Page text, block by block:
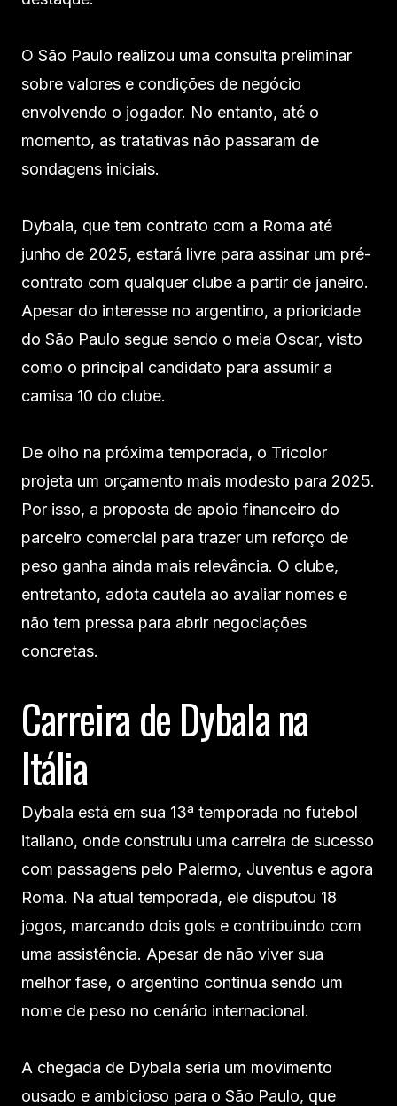
O São Paulo realizou uma consulta preliminar
sobre valores e condições de negócio
envolvendo o jogador. No entanto, até o
momento, as tratativas não passaram de
sondagens iniciais.
Dybala, que tem contrato com a Roma até
junho de 2025, estará livre para assinar um pré-
contrato com qualquer clube a partir de janeiro.
Apesar do interesse no argentino, a prioridade
do São Paulo segue sendo o meia Oscar, visto
como o principal candidato para assumir a
camisa 10 do clube.
De olho na próxima temporada, o Tricolor
projeta um orçamento mais modesto para 2025.
Por isso, a proposta de apoio financeiro do
parceiro comercial para trazer um reforço de
peso ganha ainda mais relevância. O clube,
entretanto, adota cautela ao avaliar nomes e
não tem pressa para abrir negociações
concretas.
Carreira de Dybala na
Itália
Dybala está em sua 13ª temporada no futebol
italiano, onde construiu uma carreira de sucesso
com passagens pelo Palermo, Juventus e agora
Roma. Na atual temporada, ele disputou 18
jogos, marcando dois gols e contribuindo com
uma assistência. Apesar de não viver sua
melhor fase, o argentino continua sendo um
nome de peso no cenário internacional.
A chegada de Dybala seria um movimento
ousado e ambicioso para o São Paulo, que